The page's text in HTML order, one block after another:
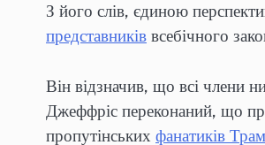
З його слів, єдиною
представників всебічного
Він відзначив, що всі члени
Джеффріс переконаний, що
пропутінських фанатиків